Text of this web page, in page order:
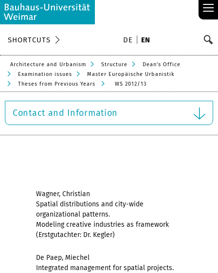
≡
SHORTCUTS DE EN
Architecture and Urbanism Structure
Dean's Office
Examination issues
Master Europäische Urbanistik
Theses from Previous Years
WS 2012/13
Contact and Information
Wagner, Christian
Spatial distributions and city-wide
organizational patterns.
Modeling creative industries as framework
(Erstgutachter: Dr. Kegler)
De Paep, Miechel
Integrated management for spatial projects.